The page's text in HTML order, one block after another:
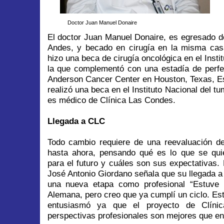
Doctor Juan Manuel Donaire
El doctor Juan Manuel Donaire, es egresado
Andes, y becado en cirugía en la misma
hizo una beca de cirugía oncológica en el
la que complementó con una estadía de
Anderson Cancer Center en Houston, Texas,
realizó una beca en el Instituto Nacional del
es médico de Clínica Las Condes.
Llegada a CLC
Todo cambio requiere de una reevaluación
hasta ahora, pensando qué es lo que se
para el futuro y cuáles son sus expectativas.
José Antonio Giordano señala que su llegada
una nueva etapa como profesional
Alemana, pero creo que ya cumplí un ciclo.
entusiasmó ya que el proyecto de
perspectivas profesionales son mejores que